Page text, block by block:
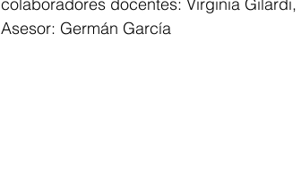
Asesor: Germán García